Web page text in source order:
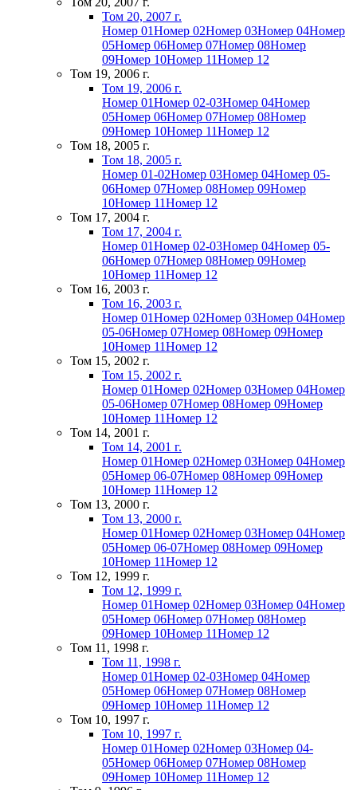
Том 20, 2007 г.
Номер 01Номер 02Номер 03Номер 04Номер
05Номер 06Номер 07Номер 08Номер
09Номер 10Номер 11Номер 12
Том 19, 2006 г.
Том 19, 2006 г.
Номер 01Номер 02-03Номер 04Номер
05Номер 06Номер 07Номер 08Номер
09Номер 10Номер 11Номер 12
Том 18, 2005 г.
Том 18, 2005 г.
Номер 01-02Номер 03Номер 04Номер 05-
06Номер 07Номер 08Номер 09Номер
10Номер 11Номер 12
Том 17, 2004 г.
Том 17, 2004 г.
Номер 01Номер 02-03Номер 04Номер 05-
06Номер 07Номер 08Номер 09Номер
10Номер 11Номер 12
Том 16, 2003 г.
Том 16, 2003 г.
Номер 01Номер 02Номер 03Номер 04Номер
05-06Номер 07Номер 08Номер 09Номер
10Номер 11Номер 12
Том 15, 2002 г.
Том 15, 2002 г.
Номер 01Номер 02Номер 03Номер 04Номер
05-06Номер 07Номер 08Номер 09Номер
10Номер 11Номер 12
Том 14, 2001 г.
Том 14, 2001 г.
Номер 01Номер 02Номер 03Номер 04Номер
05Номер 06-07Номер 08Номер 09Номер
10Номер 11Номер 12
Том 13, 2000 г.
Том 13, 2000 г.
Номер 01Номер 02Номер 03Номер 04Номер
05Номер 06-07Номер 08Номер 09Номер
10Номер 11Номер 12
Том 12, 1999 г.
Том 12, 1999 г.
Номер 01Номер 02Номер 03Номер 04Номер
05Номер 06Номер 07Номер 08Номер
09Номер 10Номер 11Номер 12
Том 11, 1998 г.
Том 11, 1998 г.
Номер 01Номер 02-03Номер 04Номер
05Номер 06Номер 07Номер 08Номер
09Номер 10Номер 11Номер 12
Том 10, 1997 г.
Том 10, 1997 г.
Номер 01Номер 02Номер 03Номер 04-
05Номер 06Номер 07Номер 08Номер
09Номер 10Номер 11Номер 12